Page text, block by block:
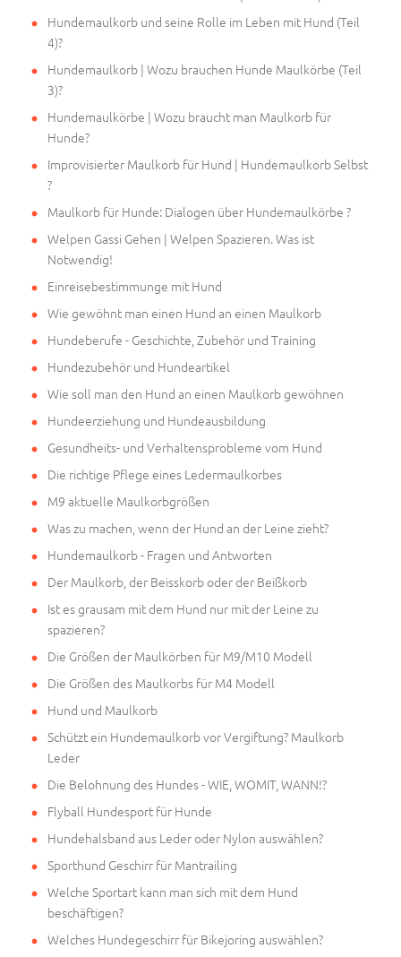
Hundemaulkorb und seine Rolle im Leben mit Hund (Teil
4)?
Hundemaulkorb | Wozu brauchen Hunde Maulkörbe (Teil
3)?
Hundemaulkörbe | Wozu braucht man Maulkorb für
Hunde?
Improvisierter Maulkorb für Hund | Hundemaulkorb Selbst
?
Maulkorb für Hunde: Dialogen über Hundemaulkörbe ?
Welpen Gassi Gehen | Welpen Spazieren. Was ist
Notwendig!
Einreisebestimmunge mit Hund
Wie gewöhnt man einen Hund an einen Maulkorb
Hundeberufe - Geschichte, Zubehör und Training
Hundezubehör und Hundeartikel
Wie soll man den Hund an einen Maulkorb gewöhnen
Hundeerziehung und Hundeausbildung
Gesundheits- und Verhaltensprobleme vom Hund
Die richtige Pflege eines Ledermaulkorbes
M9 aktuelle Maulkorbgrößen
Was zu machen, wenn der Hund an der Leine zieht?
Hundemaulkorb - Fragen und Antworten
Der Maulkorb, der Beisskorb oder der Beißkorb
Ist es grausam mit dem Hund nur mit der Leine zu
spazieren?
Die Größen der Maulkörben für M9/M10 Modell
Die Größen des Maulkorbs für M4 Modell
Hund und Maulkorb
Schützt ein Hundemaulkorb vor Vergiftung? Maulkorb
Leder
Die Belohnung des Hundes - WIE, WOMIT, WANN!?
Flyball Hundesport für Hunde
Hundehalsband aus Leder oder Nylon auswählen?
Sporthund Geschirr für Mantrailing
Welche Sportart kann man sich mit dem Hund
beschäftigen?
Welches Hundegeschirr für Bikejoring auswählen?